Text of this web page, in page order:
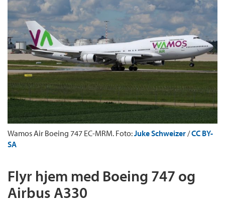
Wamos Air Boeing 747 EC-MRM. Foto:Juke Schweizer/CC BY-
SA
Flyr hjem med Boeing 747 og
Airbus A330